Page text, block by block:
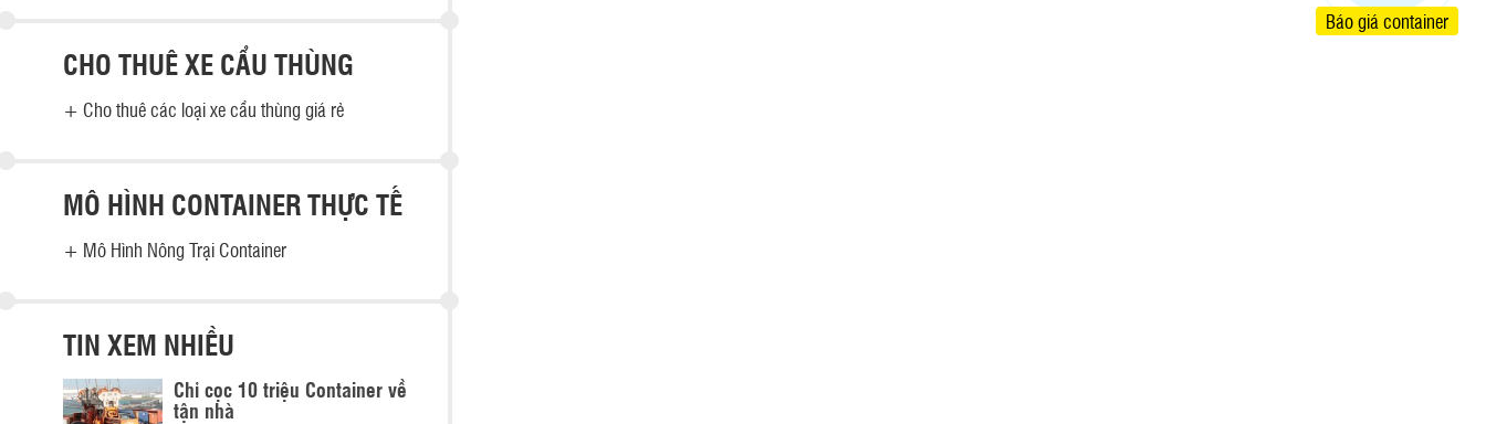
CHO THUÊ XE CẨU THÙNG
+ Cho thuê các loại xe cẩu thùng giá rẻ
MÔ HÌNH CONTAINER THỰC TẾ
+ Mô Hình Nông Trại Container
TIN XEM NHIỀU
Chỉ cọc 10 triệu Container về
tận nhà
Báo giá container